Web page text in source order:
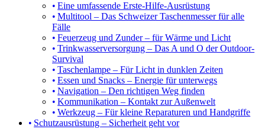
Eine umfassende Erste-Hilfe-Ausrüstung
Multitool – Das Schweizer Taschenmesser für alle
Fälle
Feuerzeug und Zunder – für Wärme und Licht
Trinkwasserversorgung – Das A und O der Outdoor-
Survival
Taschenlampe – Für Licht in dunklen Zeiten
Essen und Snacks – Energie für unterwegs
Navigation – Den richtigen Weg finden
Kommunikation – Kontakt zur Außenwelt
Werkzeug – Für kleine Reparaturen und Handgriffe
Schutzausrüstung – Sicherheit geht vor